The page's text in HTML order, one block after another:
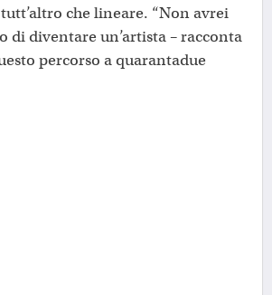
che lineare. “Non avrei
di diventare un’artista – racconta
percorso a quarantadue